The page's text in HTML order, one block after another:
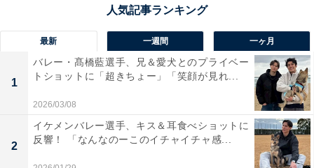
最新 一週間 一ヶ月
1
バレー・髙橋藍選手、兄＆愛犬とのプライベー
トショットに「超きちょー」「笑顔が見れ...
2026/03/08
2
イケメンバレー選手、キス＆耳食べショットに
反響！ 「なんなのーこのイチャイチャ感...